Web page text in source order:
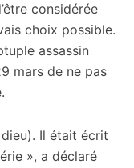
considérée
choix possible.
assassin
mars de ne pas
Il était écrit
», a déclaré